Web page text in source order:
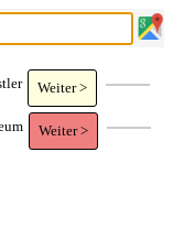
Weiter >
Weiter >